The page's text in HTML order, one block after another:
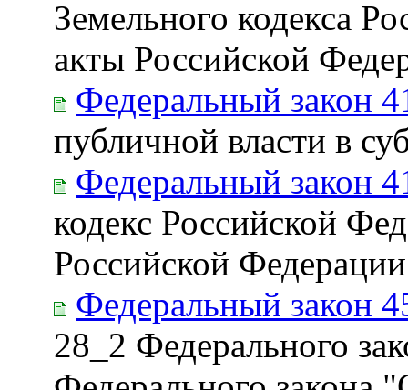
Земельного кодекса
акты Российской
Федеральный закон
публичной власти в
Федеральный закон
кодекс Российской
Российской Федерации
Федеральный закон
28_2 Федерального